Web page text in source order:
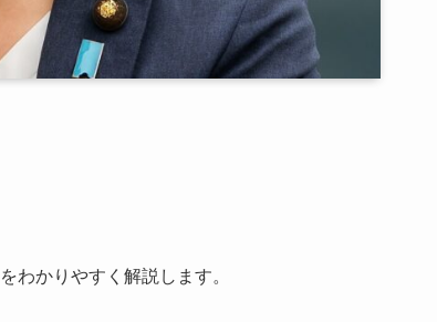
をわかりやすく解説します。